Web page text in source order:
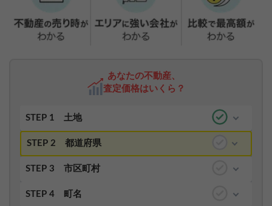
あなたの不動産、
査定価格はいくら？
STEP 1 土地
STEP 2 都道府県
STEP 3 市区町村
STEP 4 町名